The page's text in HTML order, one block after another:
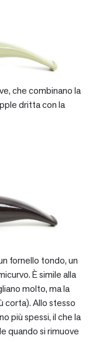
che combinano la
dritta con la
fornello tondo, un
È simile alla
molto, ma la
corta). Allo stesso
più spessi, il che la
quando si rimuove